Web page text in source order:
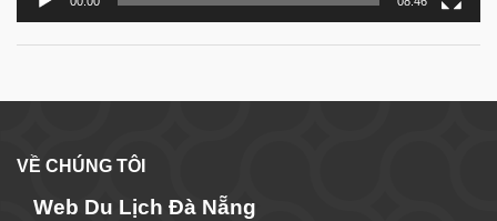
VỀ CHÚNG TÔI
Web Du Lịch Đà Nẵng